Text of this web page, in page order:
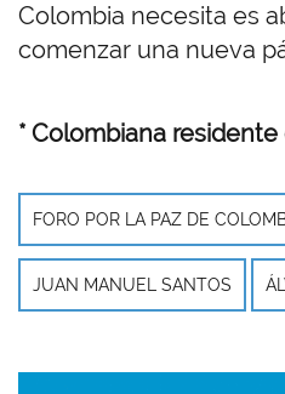
Colombia necesita es
comenzar una nueva
* Colombiana
FORO POR LA PAZ DE
JUAN MANUEL SANTOS